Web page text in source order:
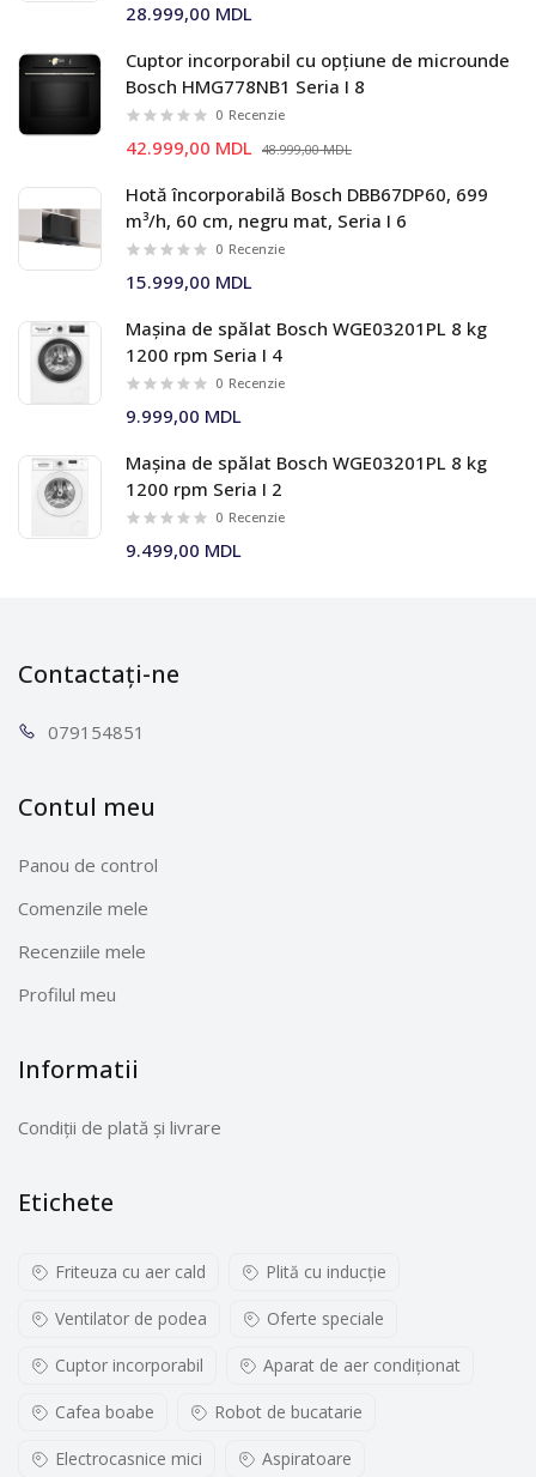
28.999,00 MDL
Cuptor incorporabil cu opțiune de microunde
Bosch HMG778NB1 Seria I 8
0 Recenzie
42.999,00 MDL 48.999,00 MDL
Hotă încorporabilă Bosch DBB67DP60, 699
m³/h, 60 cm, negru mat, Seria I 6
0 Recenzie
15.999,00 MDL
Mașina de spălat Bosch WGE03201PL 8 kg
1200 rpm Seria I 4
0 Recenzie
9.999,00 MDL
Mașina de spălat Bosch WGE03201PL 8 kg
1200 rpm Seria I 2
0 Recenzie
9.499,00 MDL
Contactați-ne
0791 54851
Contul meu
Panou de control
Comenzile mele
Recenziile mele
Profilul meu
Informatii
Condiții de plată și livrare
Etichete
Friteuza cu aer cald Plită cu inducţie
Ventilator de podea Oferte speciale
Cuptor incorporabil Aparat de aer condiționat
Cafea boabe Robot de bucatarie
Electrocasnice mici Aspiratoare